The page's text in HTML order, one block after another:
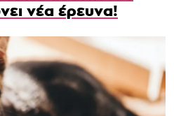
νέα έρευνα!